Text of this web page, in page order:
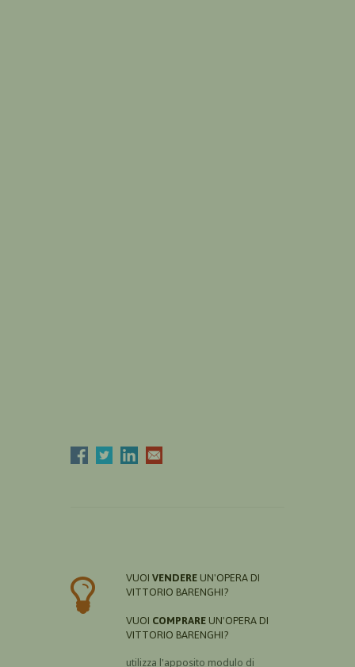
VUOI VENDERE UN'OPERA DI
VITTORIO BARENGHI?
VUOI COMPRARE UN'OPERA DI
VITTORIO BARENGHI?
utilizza l'apposito modulo di